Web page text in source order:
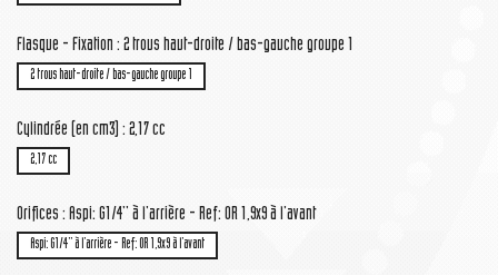
Flasque - Fixation : 2 trous haut-droite / bas-gauche groupe 1
2 trous haut-droite / bas-gauche groupe 1
Cylindrée (en cm3) : 2,17 cc
2,17 cc
Orifices : Aspi: G1/4'' à l'arrière - Ref: OR 1,9x9 à l'avant
Aspi: G1/4'' à l'arrière - Ref: OR 1,9x9 à l'avant